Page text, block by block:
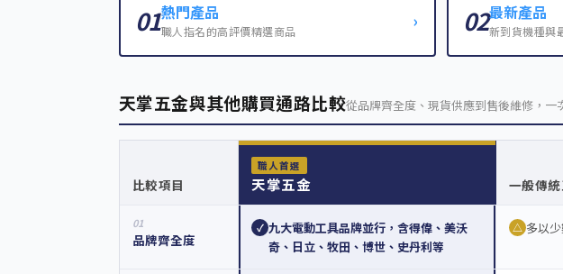
01熱門產品
職人指名的高評價精選商品 › 02最新產品
新到貨機種與
天掌五金與其他購買通路比較從品牌齊全度、現貨供應到售後維修，一
比較項目
職人首選
天掌五金 一般傳
01
品牌齊全度
✓ 九大電動工具品牌並行，含得偉、美沃
奇、日立、牧田、博世、史丹利等
△ 多以